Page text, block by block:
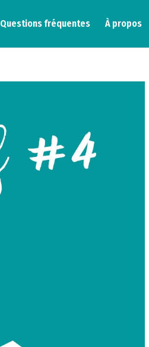
Questions fréquentes À propos